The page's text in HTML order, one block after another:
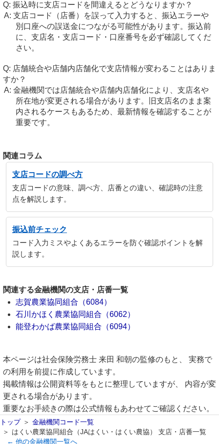
振込時に支店コードを間違えるとどうなりますか？
支店コード（店番）を誤って入力すると、振込エラーや
別口座への誤送金につながる可能性があります。振込前
に、支店名・支店コード・口座番号を必ず確認してくだ
さい。
店舗統合や店舗内店舗化で支店情報が変わることはありま
すか？
金融機関では店舗統合や店舗内店舗化により、支店名や
所在地が変更される場合があります。旧支店名のまま案
内されるケースもあるため、最新情報を確認することが
重要です。
関連コラム
支店コードの調べ方
支店コードの意味、調べ方、店番との違い、確認時の注意
点を解説します。
振込前チェック
コード入力ミスやよくあるエラーを防ぐ確認ポイントを解
説します。
関連する金融機関の支店・店番一覧
志賀農業協同組合（6084）
石川かほく農業協同組合（6062）
能登わかば農業協同組合（6094）
本ページは社会保険労務士 来田 和朝の監修のもと、 実務で
の利用を前提に作成しています。
掲載情報は公開資料等をもとに整理していますが、 内容が変
更される場合があります。
重要なお手続きの際は公式情報もあわせてご確認ください。
トップ
金融機関コード一覧
はくい農業協同組合（JAはくい・はくい農協） 支店・店番一覧
← 他の金融機関一覧へ